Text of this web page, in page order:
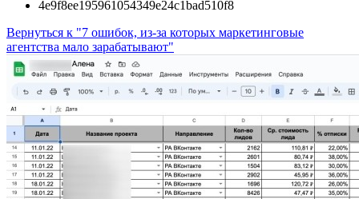
4e9f8ee195961054349e24c1bad510f8
Вернуться к "7 ошибок, из-за которых маркетинговые
агентства мало зарабатывают"